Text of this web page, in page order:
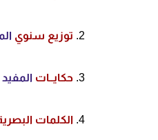
توزيع سنوي
حكايــات
الكلمات